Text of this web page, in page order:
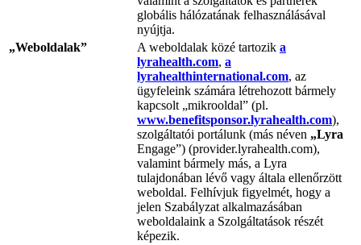
globális hálózatának felhasználásával
nyújtja.
„Weboldalak”
A weboldalak közé tartozik a
lyrahealth.com, a
lyrahealthinternational.com, az
ügyfeleink számára létrehozott bármely
kapcsolt „mikrooldal” (pl.
www.benefitsponsor.lyrahealth.com),
szolgáltatói portálunk (más néven „Lyra
Engage”) (provider.lyrahealth.com),
valamint bármely más, a Lyra
tulajdonában lévő vagy általa ellenőrzött
weboldal. Felhívjuk figyelmét, hogy a
jelen Szabályzat alkalmazásában
weboldalaink a Szolgáltatások részét
képezik.